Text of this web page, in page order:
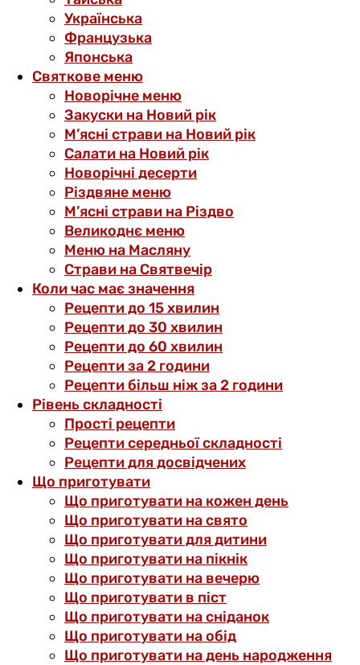
Українська
Французька
Японська
Святкове меню
Новорічне меню
Закуски на Новий рік
М’ясні страви на Новий рік
Салати на Новий рік
Новорічні десерти
Різдвяне меню
М’ясні страви на Різдво
Великоднє меню
Меню на Масляну
Страви на Святвечір
Коли час має значення
Рецепти до 15 хвилин
Рецепти до 30 хвилин
Рецепти до 60 хвилин
Рецепти за 2 години
Рецепти більш ніж за 2 години
Рівень складності
Прості рецепти
Рецепти середньої складності
Рецепти для досвідчених
Що приготувати
Що приготувати на кожен день
Що приготувати на свято
Що приготувати для дитини
Що приготувати на пікнік
Що приготувати на вечерю
Що приготувати в піст
Що приготувати на сніданок
Що приготувати на обід
Що приготувати на день народження